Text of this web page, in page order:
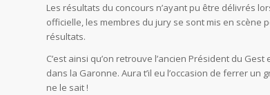
Les résultats du concours n’ayant pu être délivrés
officielle, les membres du jury se sont mis en scène
résultats.
C’est ainsi qu’on retrouve l’ancien Président du
dans la Garonne. Aura t’il eu l’occasion de ferrer un
ne le sait !